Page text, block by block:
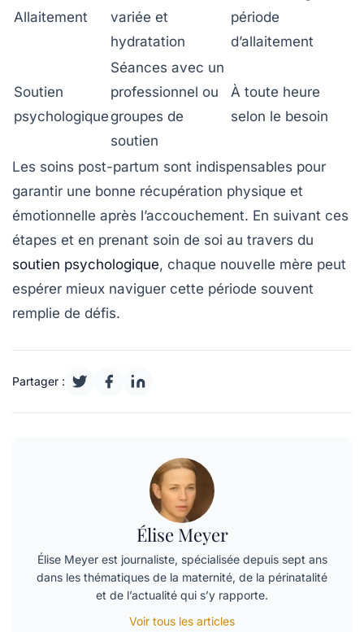
Allaitement
variée et
hydratation
période
d’allaitement
Soutien
psychologique
Séances avec un
professionnel ou
groupes de
soutien
À toute heure
selon le besoin
Les soins post-partum sont indispensables pour
garantir une bonne récupération physique et
émotionnelle après l’accouchement. En suivant ces
étapes et en prenant soin de soi au travers du
soutien psychologique, chaque nouvelle mère peut
espérer mieux naviguer cette période souvent
remplie de défis.
Partager :
Élise Meyer
Élise Meyer est journaliste, spécialisée depuis sept ans
dans les thématiques de la maternité, de la périnatalité
et de l’actualité qui s’y rapporte.
Voir tous les articles